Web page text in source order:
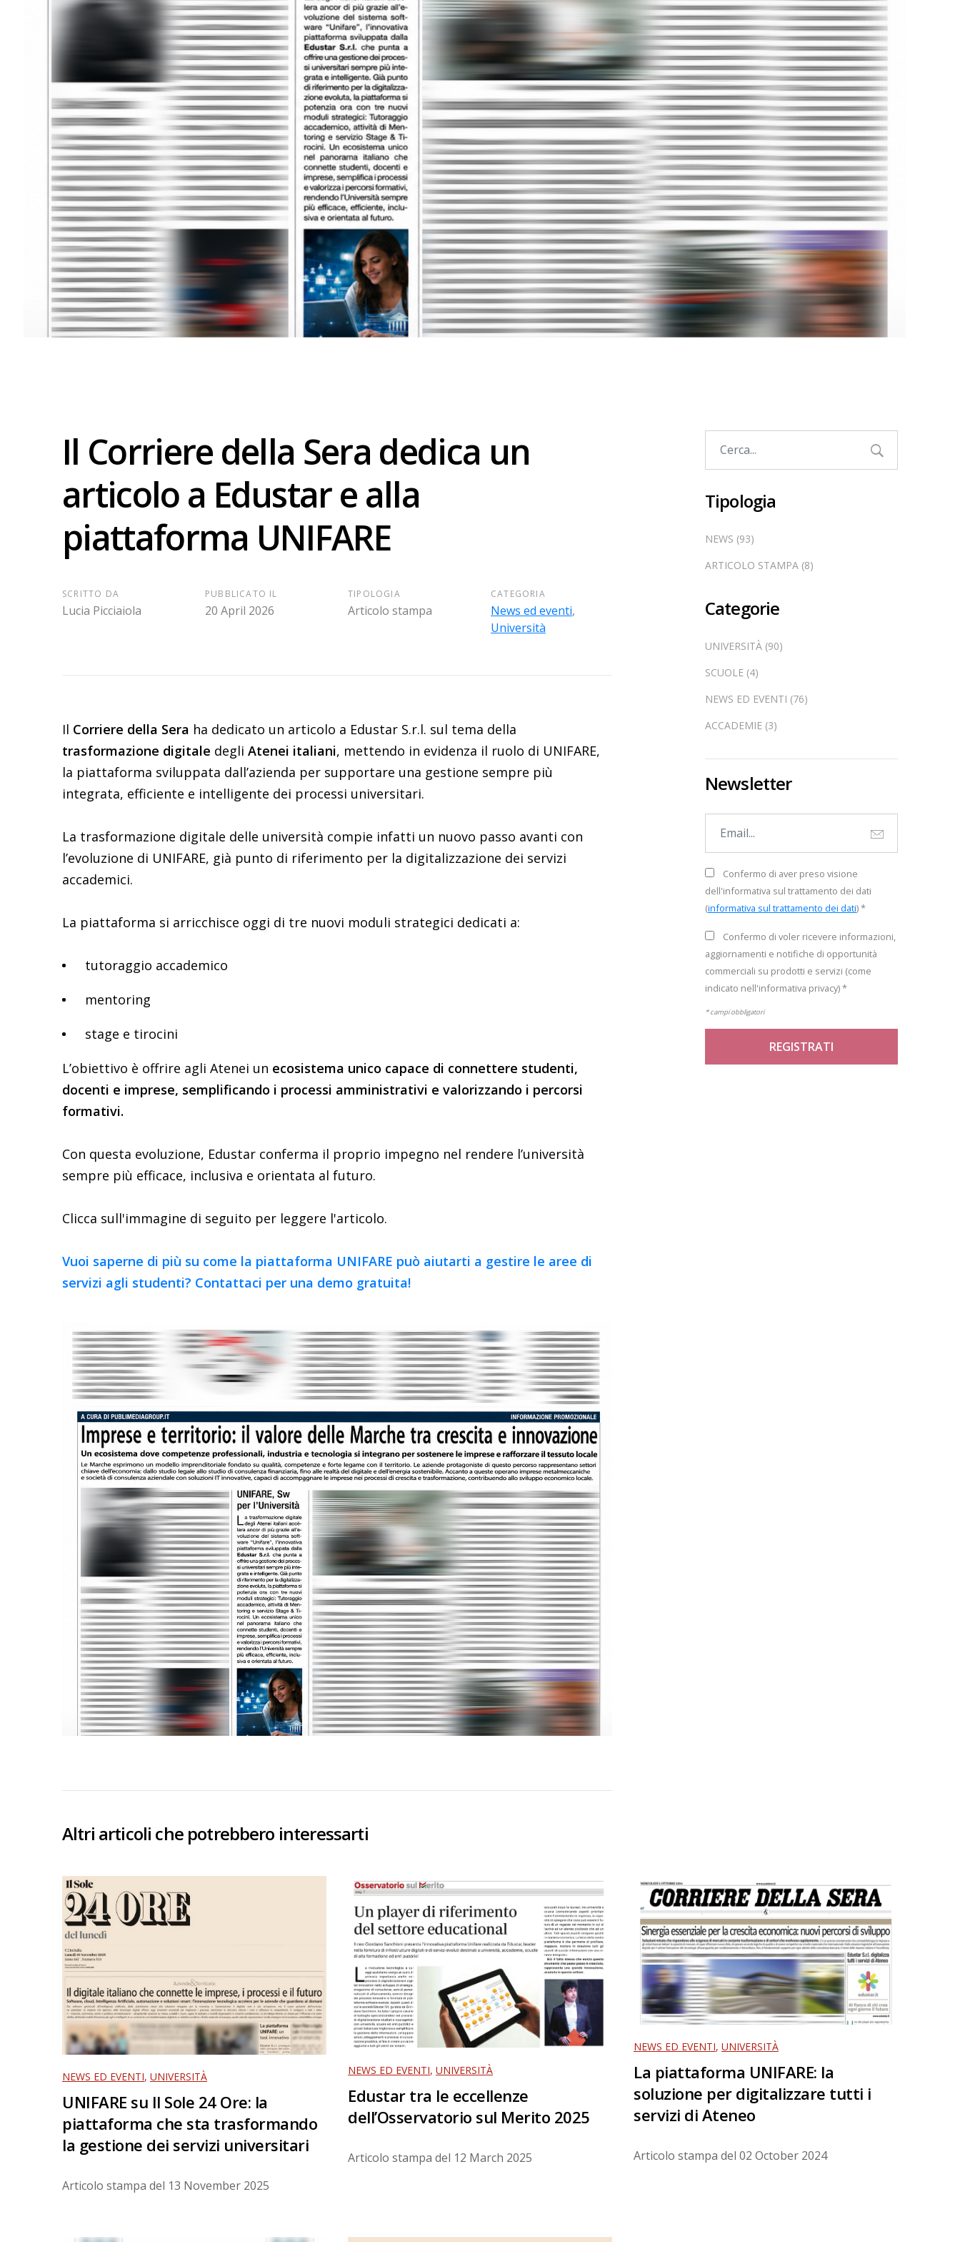
Il Corriere della Sera dedica un
articolo a Edustar e alla
piattaforma UNIFARE
SCRITTO DA
Lucia Picciaiola
PUBBLICATO IL
20 April 2026
TIPOLOGIA
Articolo stampa
CATEGORIA
News ed eventi,
Università
Il Corriere della Sera ha dedicato un articolo a Edustar S.r.l. sul tema della
trasformazione digitale degli Atenei italiani, mettendo in evidenza il ruolo di UNIFARE,
la piattaforma sviluppata dall’azienda per supportare una gestione sempre più
integrata, efficiente e intelligente dei processi universitari.
La trasformazione digitale delle università compie infatti un nuovo passo avanti con
l’evoluzione di UNIFARE, già punto di riferimento per la digitalizzazione dei servizi
accademici.
La piattaforma si arricchisce oggi di tre nuovi moduli strategici dedicati a:
tutoraggio accademico
mentoring
stage e tirocini
L’obiettivo è offrire agli Atenei un ecosistema unico capace di connettere studenti,
docenti e imprese, semplificando i processi amministrativi e valorizzando i percorsi
formativi.
Con questa evoluzione, Edustar conferma il proprio impegno nel rendere l’università
sempre più efficace, inclusiva e orientata al futuro.
Clicca sull'immagine di seguito per leggere l'articolo.
Vuoi saperne di più su come la piattaforma UNIFARE può aiutarti a gestire le aree di
servizi agli studenti? Contattaci per una demo gratuita!
Tipologia
NEWS (93)
ARTICOLO STAMPA (8)
Categorie
UNIVERSITÀ (90)
SCUOLE (4)
NEWS ED EVENTI (76)
ACCADEMIE (3)
Newsletter
Confermo di aver preso visione
dell'informativa sul trattamento dei dati
(informativa sul trattamento dei dati) *
Confermo di voler ricevere informazioni,
aggiornamenti e notifiche di opportunità
commerciali su prodotti e servizi (come
indicato nell'informativa privacy) *
* campi obbligatori
REGISTRATI
Altri articoli che potrebbero interessarti
NEWS ED EVENTI, UNIVERSITÀ
UNIFARE su Il Sole 24 Ore: la
piattaforma che sta trasformando
la gestione dei servizi universitari
Articolo stampa del 13 November 2025
NEWS ED EVENTI, UNIVERSITÀ
Edustar tra le eccellenze
dell’Osservatorio sul Merito 2025
Articolo stampa del 12 March 2025
NEWS ED EVENTI, UNIVERSITÀ
La piattaforma UNIFARE: la
soluzione per digitalizzare tutti i
servizi di Ateneo
Articolo stampa del 02 October 2024